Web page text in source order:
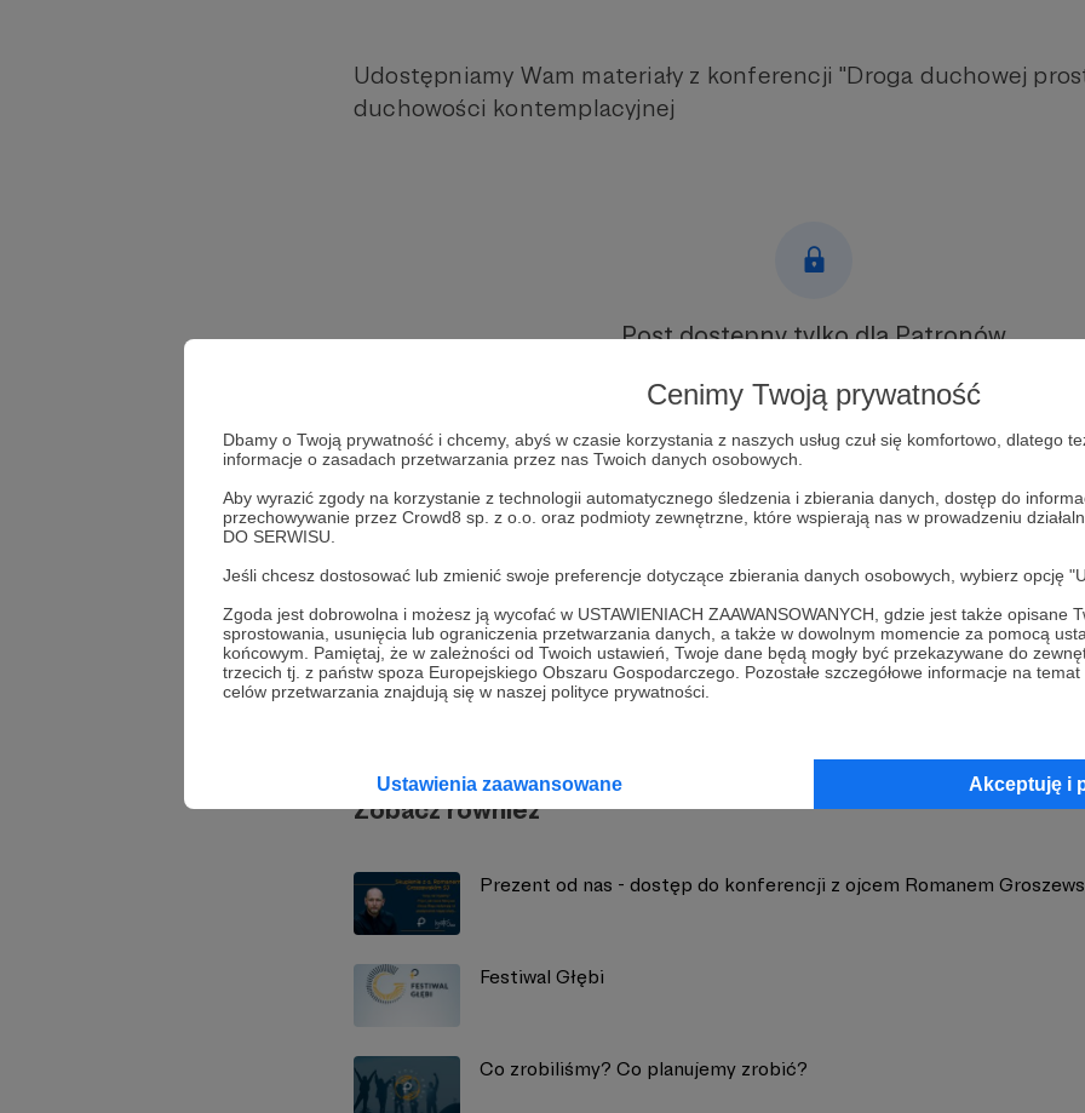
Cenimy Twoją prywatność
Dbamy o Twoją prywatność i chcemy, abyś w czasie korzystania z naszych usług czuł się komfortowo, dlatego
informacje o zasadach przetwarzania przez nas Twoich danych osobowych.
Aby wyrazić zgody na korzystanie z technologii automatycznego śledzenia i zbierania danych, dostęp do
przechowywanie przez Crowd8 sp. z o.o. oraz podmioty zewnętrzne, które wspierają nas w prowadzeniu
DO SERWISU.
Jeśli chcesz dostosować lub zmienić swoje preferencje dotyczące zbierania danych osobowych, wybierz opcję
Zgoda jest dobrowolna i możesz ją wycofać w USTAWIENIACH ZAAWANSOWANYCH, gdzie jest także opisane
sprostowania, usunięcia lub ograniczenia przetwarzania danych, a także w dowolnym momencie za pomocą
końcowym. Pamiętaj, że w zależności od Twoich ustawień, Twoje dane będą mogły być przekazywane do
trzecich tj. z państw spoza Europejskiego Obszaru Gospodarczego. Pozostałe szczegółowe informacje na
celów przetwarzania znajdują się w naszej polityce prywatności.
Ustawienia zaawansowane Akceptuję i
Udostępniamy Wam materiały z konferencji "Droga duchowej
duchowości kontemplacyjnej
Post dostępny tylko dla Patronów
Aby zobaczyć ten materiał musisz być zalogowany
Zostań Patronem
Zaloguj się
Udostępnij
Pogłębiarka
Zobacz również
Prezent od nas - dostęp do konferencji z ojcem Romanem
Festiwal Głębi
Co zrobiliśmy? Co planujemy zrobić?